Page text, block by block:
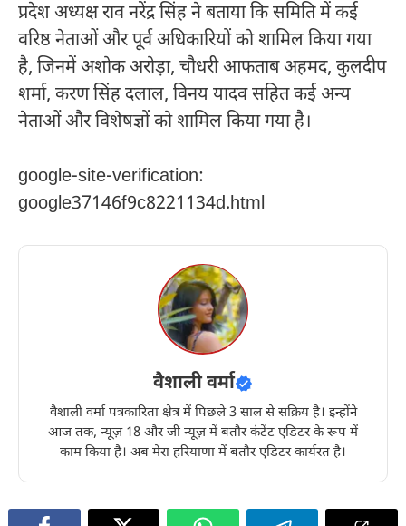
प्रदेश अध्यक्ष राव नरेंद्र सिंह ने बताया कि समिति में कई
वरिष्ठ नेताओं और पूर्व अधिकारियों को शामिल किया गया
है, जिनमें अशोक अरोड़ा, चौधरी आफताब अहमद, कुलदीप
शर्मा, करण सिंह दलाल, विनय यादव सहित कई अन्य
नेताओं और विशेषज्ञों को शामिल किया गया है।
google-site-verification:
google37146f9c8221134d.html
वैशाली वर्मा
वैशाली वर्मा पत्रकारिता क्षेत्र में पिछले 3 साल से सक्रिय है। इन्होंने
आज तक, न्यूज़ 18 और जी न्यूज़ में बतौर कंटेंट एडिटर के रूप में
काम किया है। अब मेरा हरियाणा में बतौर एडिटर कार्यरत है।